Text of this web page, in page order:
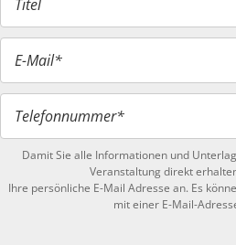
Titel
E-Mail*
Telefonnummer*
Damit Sie alle Informationen und
Veranstaltung direkt
Ihre persönliche E-Mail Adresse an. Es
mit einer E-Mail-